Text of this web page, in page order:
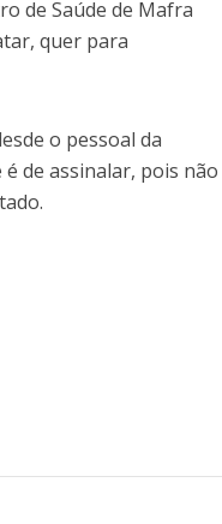
de Saúde de Mafra
quer para
o pessoal da
de assinalar, pois não